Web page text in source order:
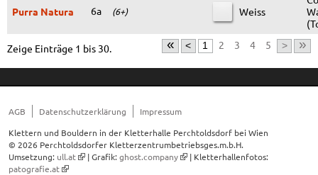
Purra Natura 6a (6+) Weiss
« < 1 2 3 4 5 > »
Zeige Einträge 1 bis 30.
AGB Datenschutzerklärung
Impressum
Klettern und Bouldern in der Kletterhalle Perchtoldsdorf bei Wien
© 2026 Perchtoldsdorfer Kletterzentrumbetriebsges.m.b.H.
Umsetzung: ull.at | Grafik:ghost.company
| Kletterhallenfotos:
patografie.at